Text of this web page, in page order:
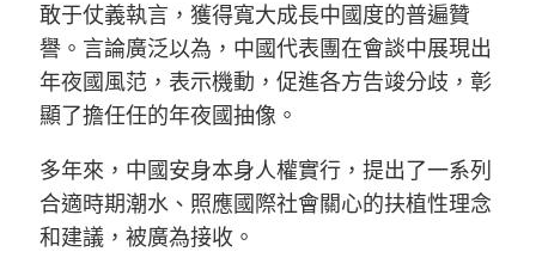
敢于仗義執言，獲得寬大成長中國度的普遍贊
譽。言論廣泛以為，中國代表團在會談中展現出
年夜國風范，表示機動，促進各方告竣分歧，彰
顯了擔任任的年夜國抽像。
多年來，中國安身本身人權實行，提出了一系列
合適時期潮水、照應國際社會關心的扶植性理念
和建議，被廣為接收。